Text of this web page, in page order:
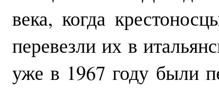
века, когда
перевезли их в
уже в 1967 году были